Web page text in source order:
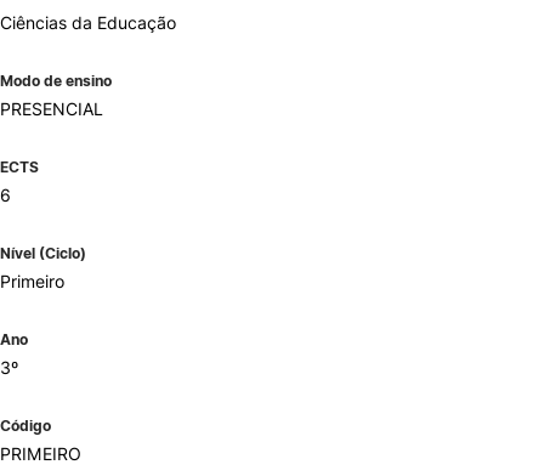
Ciências da Educação
Modo de ensino
PRESENCIAL
ECTS
6
Nível (Ciclo)
Primeiro
Ano
3º
Código
PRIMEIRO